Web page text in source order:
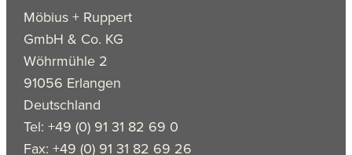
Möbius + Ruppert
GmbH & Co. KG
Wöhrmühle 2
91056 Erlangen
Deutschland
Tel: +49 (0) 91 31 82 69 0
Fax: +49 (0) 91 31 82 69 26